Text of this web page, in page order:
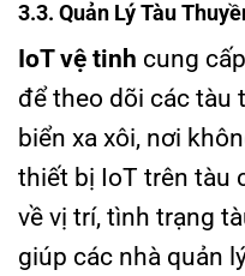
3.3. Quản Lý Tàu
IoT vệ tinh cung
để theo dõi các tàu
biển xa xôi, nơi
thiết bị IoT trên tàu
về vị trí, tình trạng
giúp các nhà quản